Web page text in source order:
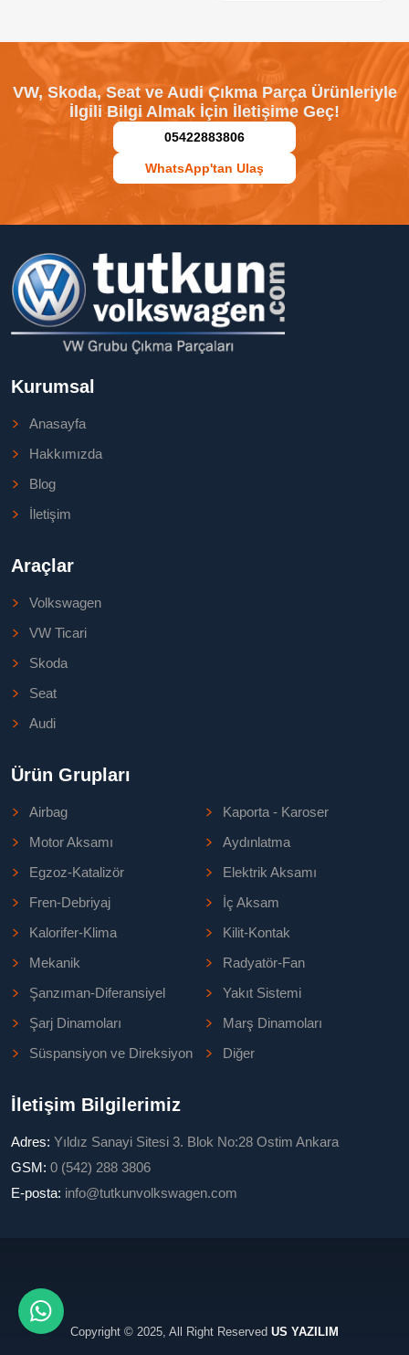
VW, Skoda, Seat ve Audi Çıkma Parça Ürünleriyle
İlgili Bilgi Almak İçin İletişime Geç!
05422883806
WhatsApp'tan Ulaş
Kurumsal
Anasayfa
Hakkımızda
Blog
İletişim
Araçlar
Volkswagen
VW Ticari
Skoda
Seat
Audi
Ürün Grupları
Airbag
Kaporta - Karoser
Motor Aksamı
Aydınlatma
Egzoz-Katalizör
Elektrik Aksamı
Fren-Debriyaj
İç Aksam
Kalorifer-Klima
Kilit-Kontak
Mekanik
Radyatör-Fan
Şanzıman-Diferansiyel
Yakıt Sistemi
Şarj Dinamoları
Marş Dinamoları
Süspansiyon ve Direksiyon
Diğer
İletişim Bilgilerimiz
Adres: Yıldız Sanayi Sitesi 3. Blok No:28 Ostim Ankara
GSM: 0 (542) 288 3806
E-posta: info@tutkunvolkswagen.com
Copyright © 2025, All Right Reserved US YAZILIM